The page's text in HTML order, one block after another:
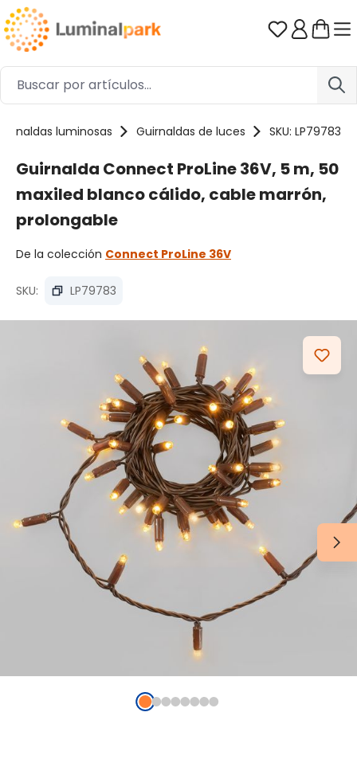
Saltar al contenido principal Tienes 0
luminosas Guirnaldas de luces SKU: LP79783
Guirnalda Connect ProLine 36V, 5 m, 50
maxiled blanco cálido, cable marrón,
prolongable
De la colección Connect ProLine 36V
SKU: LP79783